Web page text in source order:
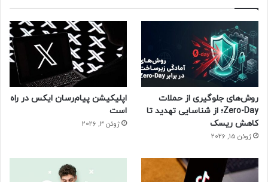
روش‌های جلوگیری از حملات
Zero-Day؛ از شناسایی تهدید تا
کاهش ریسک
ژوئن 15, 2026
اپلیکیشن پیام‌رسان ایکس در راه
است
ژوئن 3, 2026